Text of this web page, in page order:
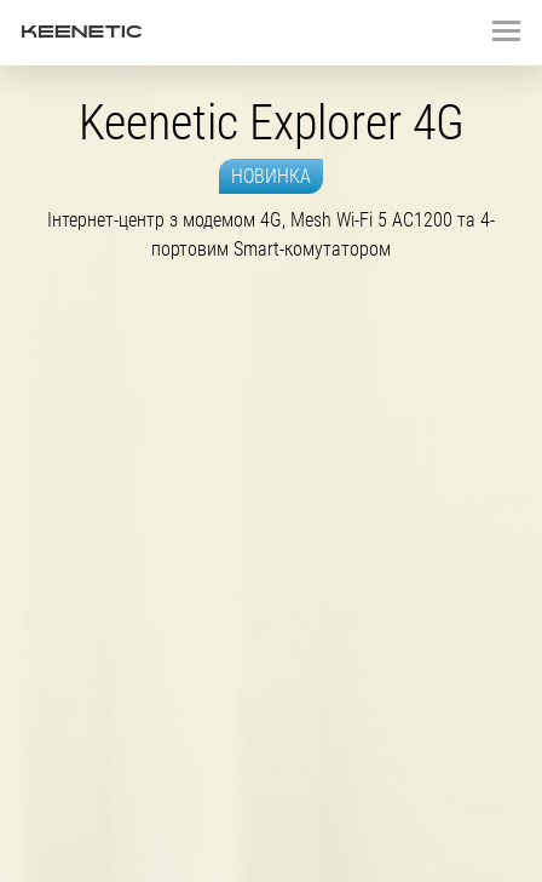
Keenetic Explorer 4G
НОВИНКА
Інтернет-центр з модемом 4G, Mesh Wi-Fi 5 AC1200 та 4-
портовим Smart-комутатором